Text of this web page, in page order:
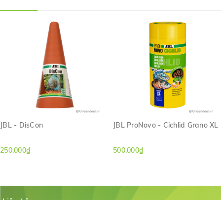
JBL - DisCon
250.000₫
JBL ProNovo - Cichlid Grano XL
500.000₫